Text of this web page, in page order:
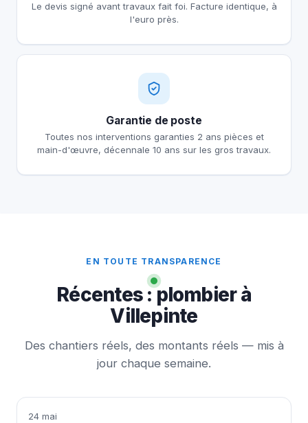
Le devis signé avant travaux fait foi. Facture identique, à
l'euro près.
Garantie de poste
Toutes nos interventions garanties 2 ans pièces et
main-d'œuvre, décennale 10 ans sur les gros travaux.
EN TOUTE TRANSPARENCE
Récentes : plombier à
Villepinte
Des chantiers réels, des montants réels — mis à
jour chaque semaine.
24 mai